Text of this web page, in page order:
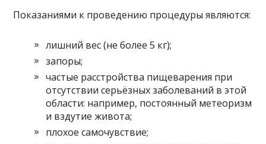
Показаниями к проведению процедуры являются:
лишний вес (не более 5 кг);
запоры;
частые расстройства пищеварения при
отсутствии серьёзных заболеваний в этой
области: например, постоянный метеоризм
и вздутие живота;
плохое самочувствие;